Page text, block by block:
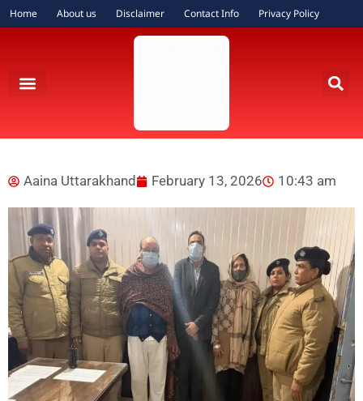
Home About us Disclaimer Contact Info Privacy Policy
Aaina Uttarakhand February 13, 2026 10:43 am